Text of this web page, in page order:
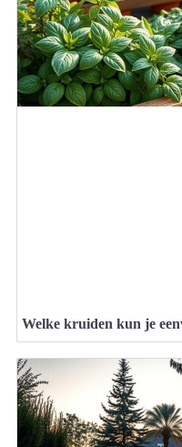
Welke kruiden kun je